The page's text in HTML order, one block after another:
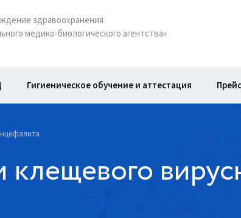
здравоохранения
медико-биологического агентства»
Гигиеническое обучение и аттестация